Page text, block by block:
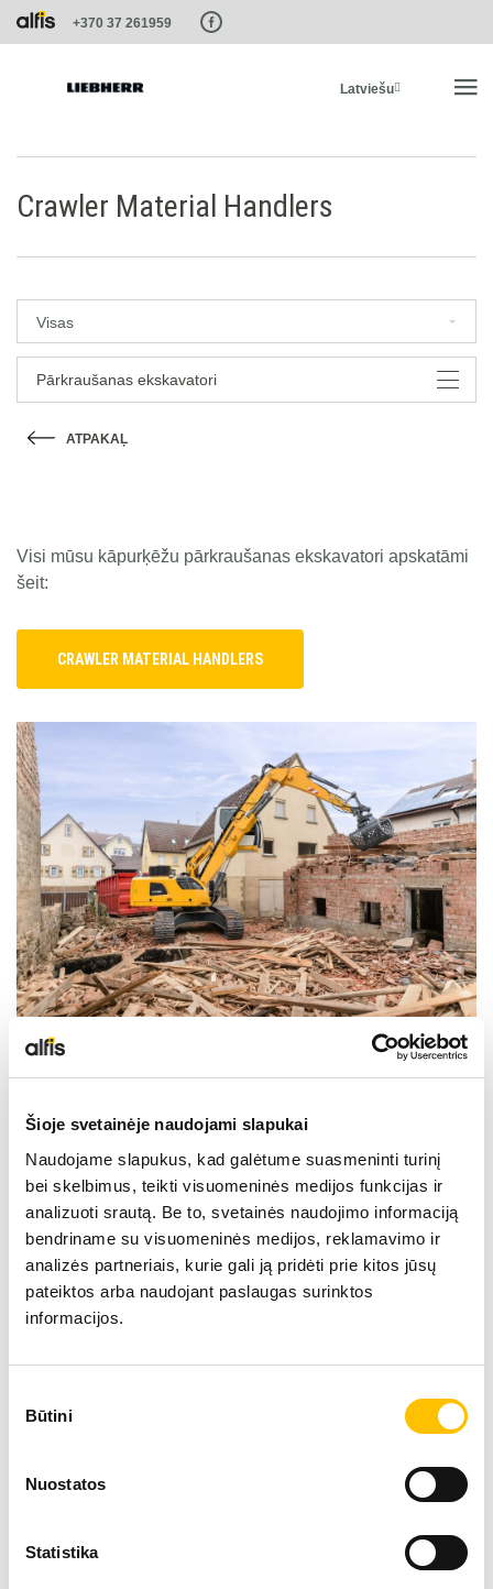
Šioje svetainėje naudojami slapukai
Naudojame slapukus, kad galėtume suasmeninti turinį
bei skelbimus, teikti visuomeninės medijos funkcijas ir
analizuoti srautą. Be to, svetainės naudojimo informaciją
bendriname su visuomeninės medijos, reklamavimo ir
analizės partneriais, kurie gali ją pridėti prie kitos jūsų
pateiktos arba naudojant paslaugas surinktos
informacijos.
pasirinkimas
Būtini
Nuostatos
Statistika
Paste this code as high in the of the page as possible:
+370 37 261959
Latviešu
PAKALPOJUMI UN RISINĀJUMI
LIEBHERR SISTĒMAS
APIE MUS
Crawler Material Handlers
Visas
Pārkraušanas ekskavatori
ATPAKAĻ
Visi mūsu kāpurķēžu pārkraušanas ekskavatori apskatāmi
šeit:
CRAWLER MATERIAL HANDLERS